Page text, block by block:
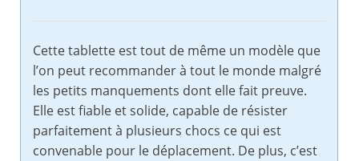
Cette tablette est tout de même un modèle que
l’on peut recommander à tout le monde malgré
les petits manquements dont elle fait preuve.
Elle est fiable et solide, capable de résister
parfaitement à plusieurs chocs ce qui est
convenable pour le déplacement. De plus, c’est